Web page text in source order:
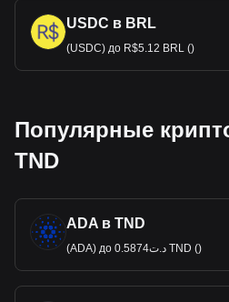
USDC в BRL
(USDC) до R$5.12 BRL ()
Популярные
TND
ADA в TND
(ADA) до د.ت0.5874 TND ()